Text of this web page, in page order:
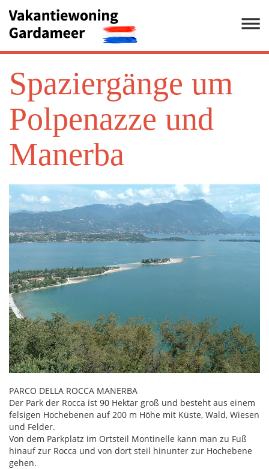
Spaziergänge um
Polpenazze und
Manerba
PARCO DELLA ROCCA MANERBA
Der Park der Rocca ist 90 Hektar groß und besteht aus einem
felsigen Hochebenen auf 200 m Höhe mit Küste, Wald, Wiesen
und Felder.
Von dem Parkplatz im Ortsteil Montinelle kann man zu Fuß
hinauf zur Rocca und von dort steil hinunter zur Hochebene
gehen.